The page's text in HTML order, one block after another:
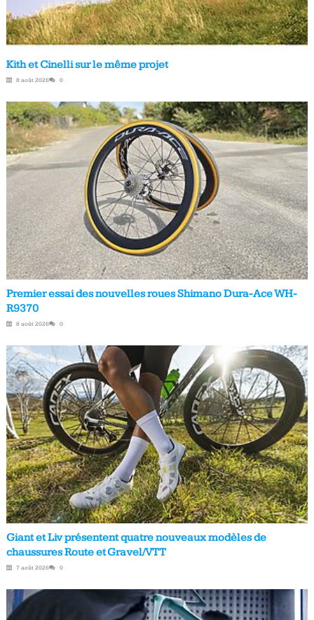
Kith et Cinelli sur le même projet
8 août 2026 0
Premier essai des nouvelles roues Shimano Dura-Ace WH-
R9370
8 août 2026 0
Giant et Liv présentent quatre nouveaux modèles de
chaussures Route et Gravel/VTT
7 août 2026 0